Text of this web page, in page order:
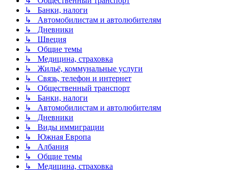
↳ Банки, налоги
↳ Автомобилистам и автолюбителям
↳ Дневники
↳ Швеция
↳ Общие темы
↳ Медицина, страховка
↳ Жильё, коммунальные услуги
↳ Связь, телефон и интернет
↳ Общественный транспорт
↳ Банки, налоги
↳ Автомобилистам и автолюбителям
↳ Дневники
↳ Виды иммиграции
↳ Южная Европа
↳ Албания
↳ Общие темы
↳ Медицина, страховка